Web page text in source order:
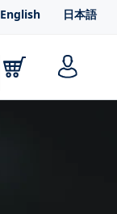
English 日本語